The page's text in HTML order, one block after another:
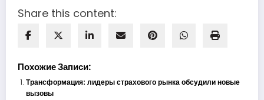
Share this content:
Похожие Записи:
Трансформация: лидеры страхового рынка обсудили новые
вызовы